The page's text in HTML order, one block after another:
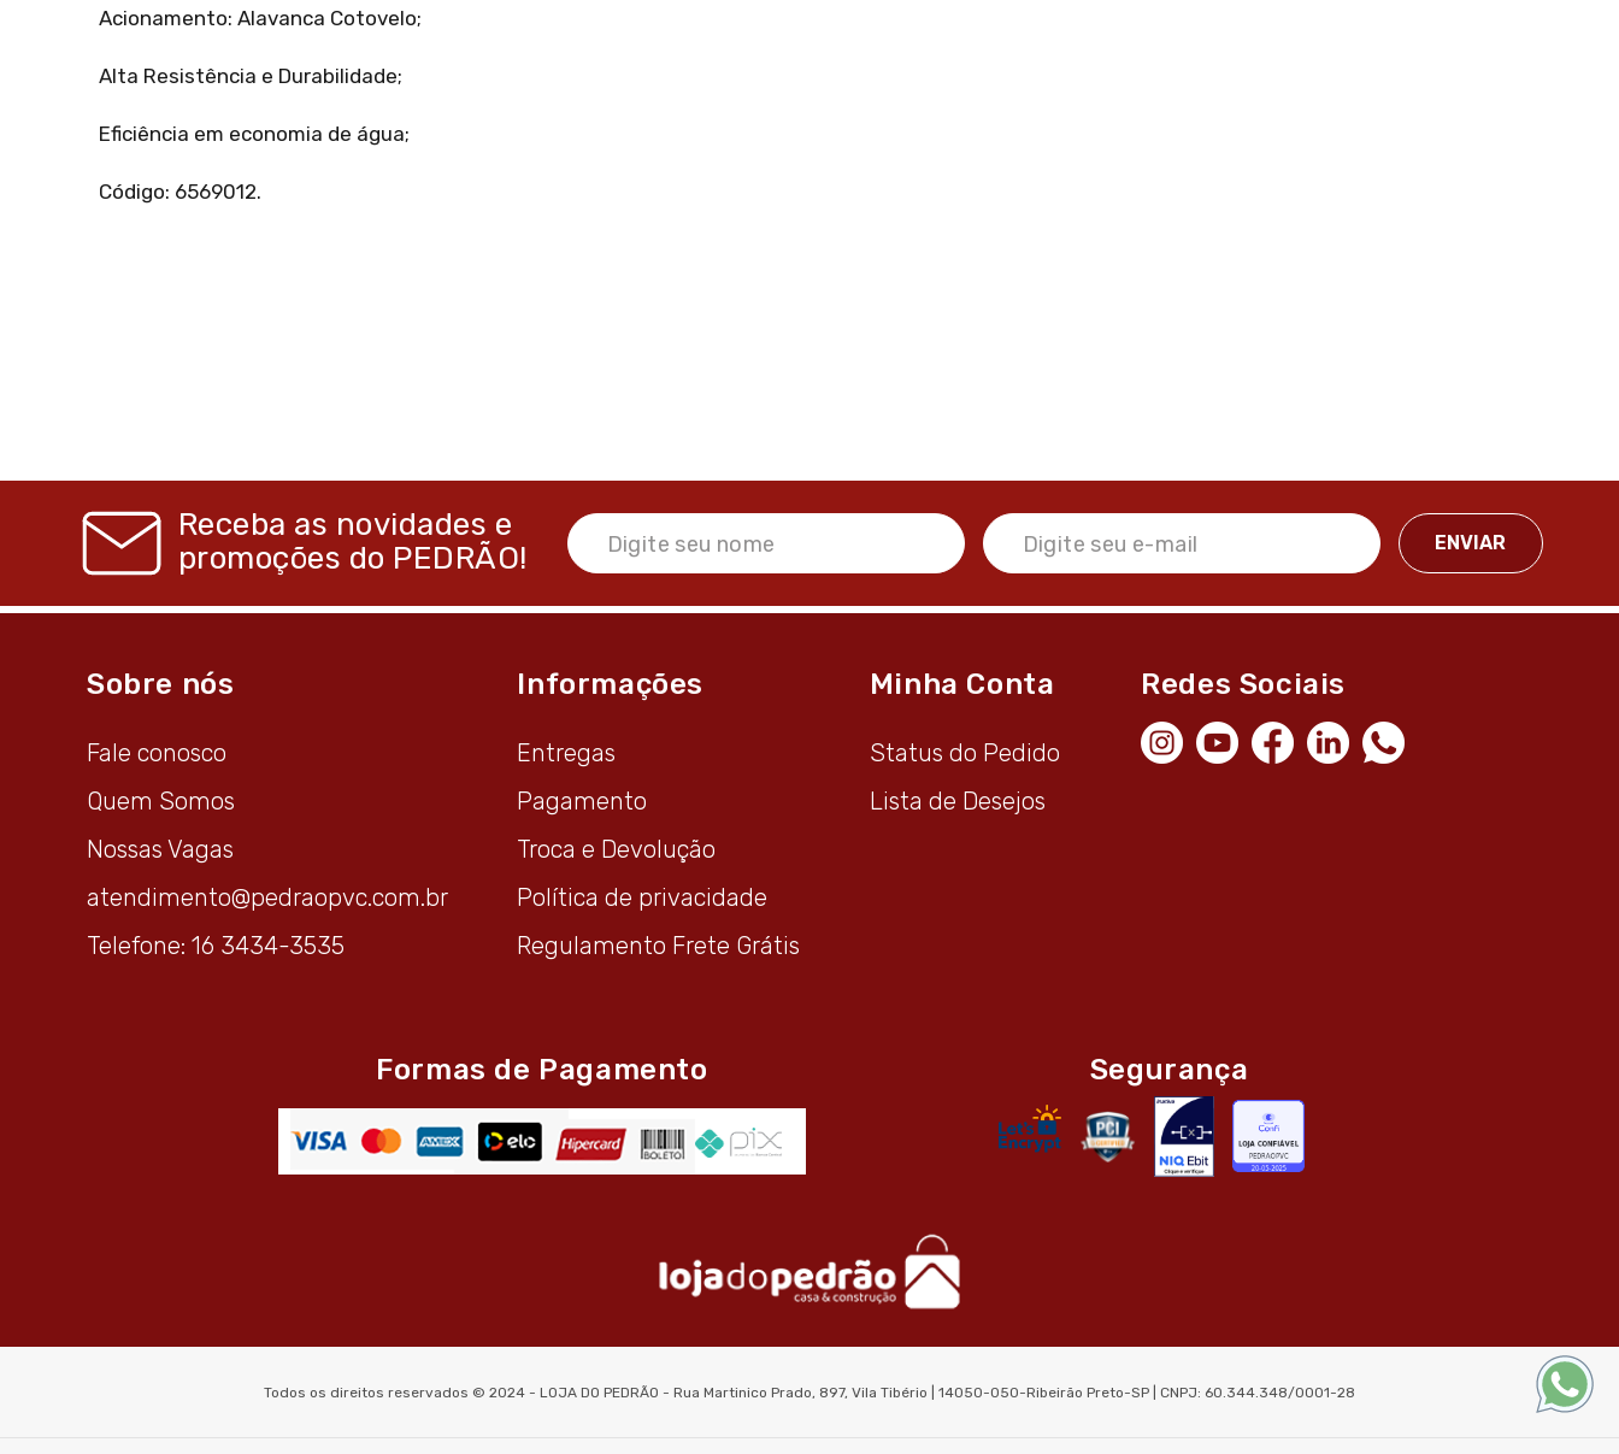
Acionamento: Alavanca Cotovelo;
Alta Resistência e Durabilidade;
Eficiência em economia de água;
Código: 6569012.
Receba as novidades e
promoções do PEDRÃO!
Sobre nós
Fale conosco
Quem Somos
Nossas Vagas
atendimento@pedraopvc.com.br
Telefone: 16 3434-3535
Informações
Entregas
Pagamento
Troca e Devolução
Política de privacidade
Regulamento Frete Grátis
Minha Conta
Status do Pedido
Lista de Desejos
Redes Sociais
Formas de Pagamento Segurança
Todos os direitos reservados © 2024 - LOJA DO PEDRÃO - Rua Martinico Prado, 897, Vila Tibério | 14050-050-Ribeirão Preto-SP | CNPJ: 60.344.348/0001-28